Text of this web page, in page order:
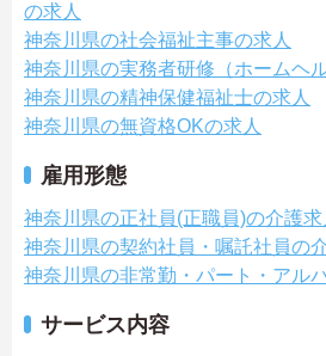
の求人
神奈川県の社会福祉主事の求人
神奈川県の実務者研修（ホームヘ
神奈川県の精神保健福祉士の求人
神奈川県の無資格OKの求人
雇用形態
神奈川県の正社員(正職員)の介護求
神奈川県の契約社員・嘱託社員の
神奈川県の非常勤・パート・アル
サービス内容